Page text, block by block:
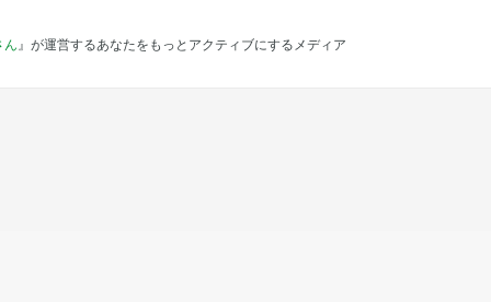
ん 』が運営するあなたをもっとアクティブにするメディア